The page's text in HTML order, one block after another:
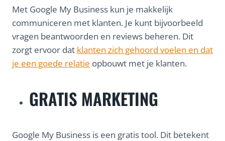
Met Google My Business kun je makkelijk
communiceren met klanten. Je kunt bijvoorbeeld
vragen beantwoorden en reviews beheren. Dit
zorgt ervoor dat klanten zich gehoord voelen en dat
je een goede relatie opbouwt met je klanten.
GRATIS MARKETING
Google My Business is een gratis tool. Dit betekent